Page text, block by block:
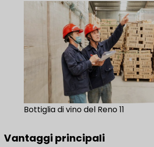
Bottiglia di vino del Reno 11
Vantaggi principali